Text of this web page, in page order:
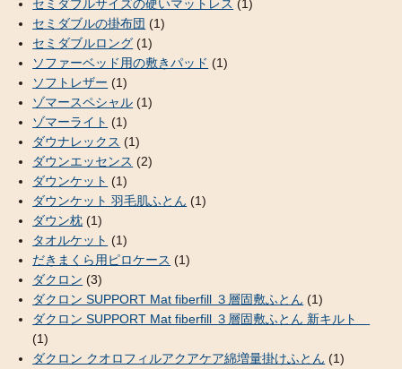
セミダブルサイズの硬いマットレス (1)
セミダブルの掛布団 (1)
セミダブルロング (1)
ソファーベッド用の敷きパッド (1)
ソフトレザー (1)
ゾマースペシャル (1)
ゾマーライト (1)
ダウナレックス (1)
ダウンエッセンス (2)
ダウンケット (1)
ダウンケット 羽毛肌ふとん (1)
ダウン枕 (1)
タオルケット (1)
だきまくら用ピロケース (1)
ダクロン (3)
ダクロン SUPPORT Mat fiberfill ３層固敷ふとん (1)
ダクロン SUPPORT Mat fiberfill ３層固敷ふとん 新キルト
(1)
ダクロン クオロフィルアクアケア綿増量掛けふとん (1)